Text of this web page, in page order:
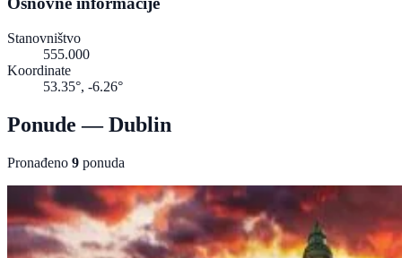
Stanovništvo
555.000
Koordinate
53.35°, -6.26°
Ponude — Dublin
Pronađeno 9 ponuda